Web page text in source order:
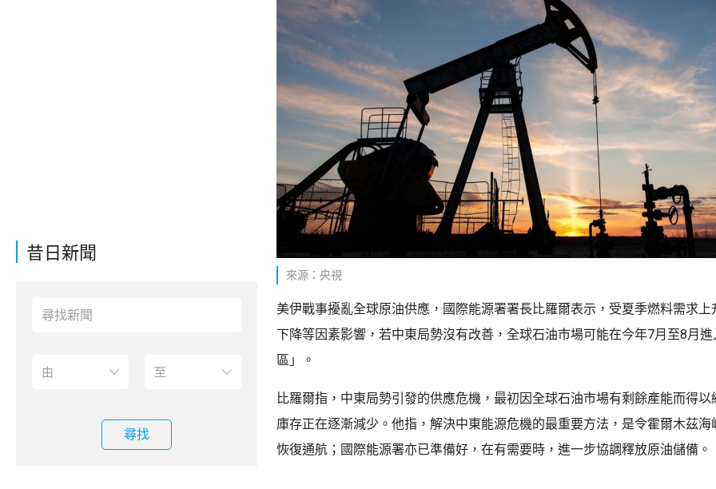
昔日新聞
尋找
來源：央視
美伊戰事擾亂全球原油供應，國際能源署署長比羅爾表示，受夏季燃料需求上
下降等因素影響，若中東局勢沒有改善，全球石油市場可能在今年7月至8月
區」。
比羅爾指，中東局勢引發的供應危機，最初因全球石油市場有剩餘產能而得以
庫存正在逐漸減少。他指，解決中東能源危機的最重要方法，是令霍爾木茲海
恢復通航；國際能源署亦已準備好，在有需要時，進一步協調釋放原油儲備。